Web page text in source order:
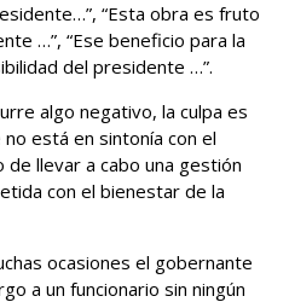
“Esta obra es fruto
…”, “Ese beneficio para la
del presidente …”.
algo negativo, la culpa es
está en sintonía con el
llevar a cabo una gestión
con el bienestar de la
ocasiones el gobernante
a un funcionario sin ningún